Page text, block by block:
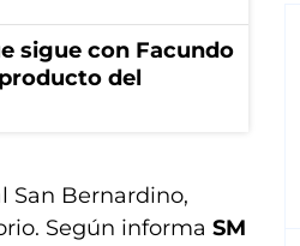
sigue con Facundo
del
San Bernardino,
Según informa SM